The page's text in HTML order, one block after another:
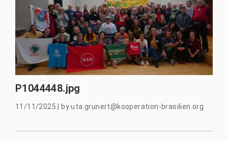
P1044448.jpg
11/11/2025 byuta.grunert@kooperation-brasilien.org